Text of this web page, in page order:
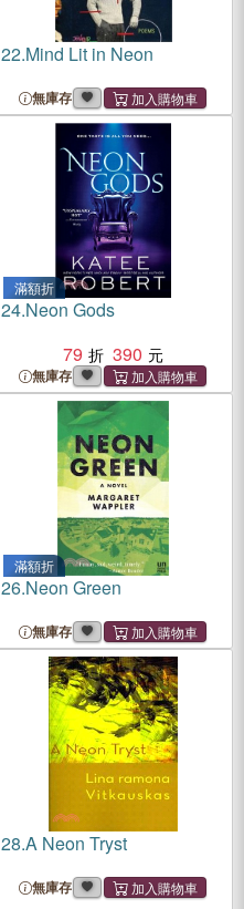
22.Mind Lit in Neon
無庫存
滿額折
24.Neon Gods
79
390
無庫存
滿額折
26.Neon Green
無庫存
28.A Neon Tryst
無庫存